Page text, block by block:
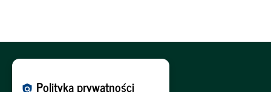
Polityka Prywatności:PL
policy Polityka prywatności